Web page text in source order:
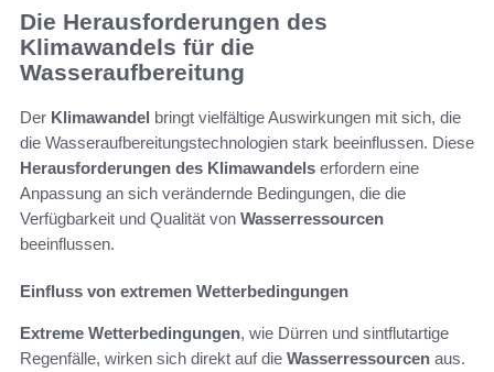
Die Herausforderungen des
Klimawandels für die
Wasseraufbereitung
Der Klimawandel bringt vielfältige Auswirkungen mit sich, die
die Wasseraufbereitungstechnologien stark beeinflussen. Diese
Herausforderungen des Klimawandels erfordern eine
Anpassung an sich verändernde Bedingungen, die die
Verfügbarkeit und Qualität von Wasserressourcen
beeinflussen.
Einfluss von extremen Wetterbedingungen
Extreme Wetterbedingungen, wie Dürren und sintflutartige
Regenfälle, wirken sich direkt auf die Wasserressourcen aus.